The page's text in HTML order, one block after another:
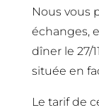
Nous vous
échanges,
dîner le 27/
située en
Le tarif de